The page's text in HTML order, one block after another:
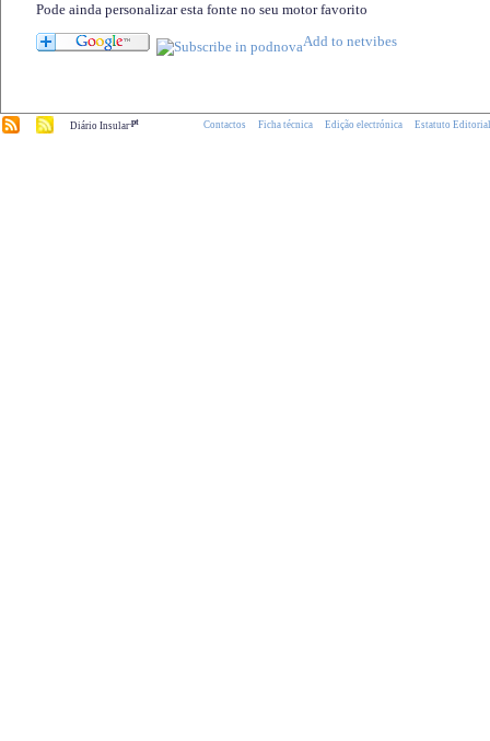
Pode ainda personalizar esta fonte no seu motor favorito
Diário Insular.pt Contactos Ficha técnica Edição electrónica Estatuto Editorial